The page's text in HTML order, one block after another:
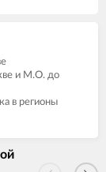
и М.О. до
в регионы